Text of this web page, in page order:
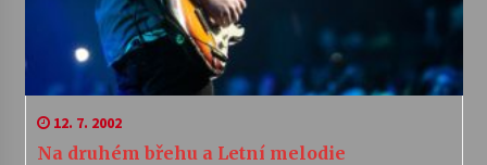
12. 7. 2002
Na druhém břehu a Letní melodie